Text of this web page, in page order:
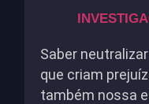
Saber
que criam
também nossa